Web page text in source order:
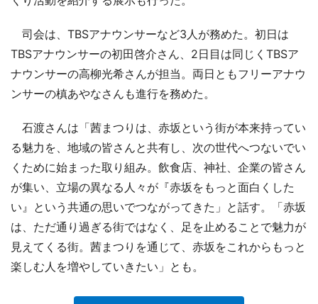
司会は、TBSアナウンサーなど3人が務めた。初日は
TBSアナウンサーの初田啓介さん、2日目は同じくTBSア
ナウンサーの高柳光希さんが担当。両日ともフリーアナウ
ンサーの槙あやなさんも進行を務めた。
石渡さんは「茜まつりは、赤坂という街が本来持ってい
る魅力を、地域の皆さんと共有し、次の世代へつないでい
くために始まった取り組み。飲食店、神社、企業の皆さん
が集い、立場の異なる人々が『赤坂をもっと面白くした
い』という共通の思いでつながってきた」と話す。「赤坂
は、ただ通り過ぎる街ではなく、足を止めることで魅力が
見えてくる街。茜まつりを通じて、赤坂をこれからもっと
楽しむ人を増やしていきたい」とも。